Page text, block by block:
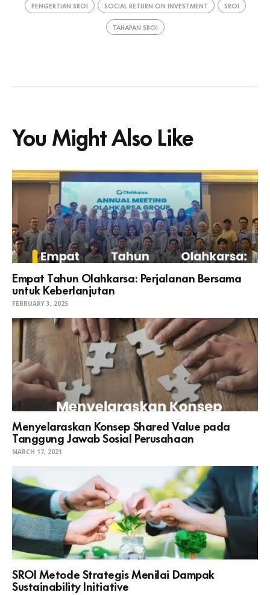
PENGERTIAN SROI SOCIAL RETURN ON INVESTMENT SROI
TAHAPAN SROI
You Might Also Like
Empat Tahun Olahkarsa: Perjalanan Bersama
untuk Keberlanjutan
FEBRUARY 3, 2025
Menyelaraskan Konsep Shared Value pada
Tanggung Jawab Sosial Perusahaan
MARCH 17, 2021
SROI Metode Strategis Menilai Dampak
Sustainability Initiative